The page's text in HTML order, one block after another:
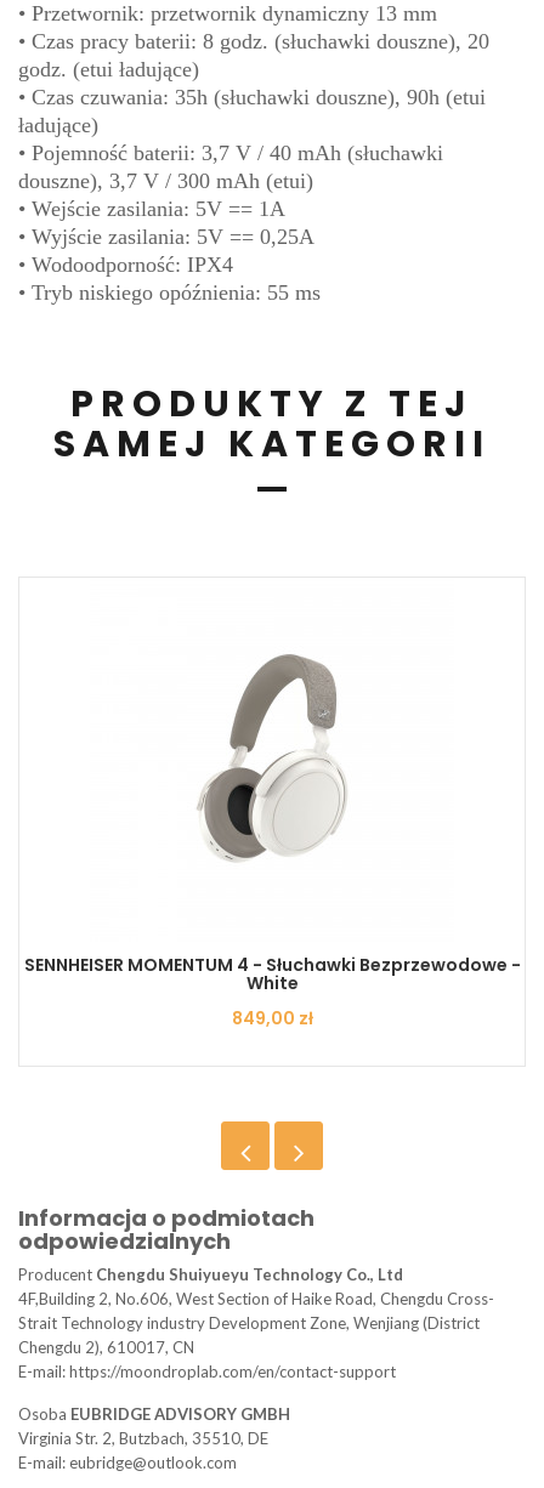
• Przetwornik: przetwornik dynamiczny 13 mm
• Czas pracy baterii: 8 godz. (słuchawki douszne), 20
godz. (etui ładujące)
• Czas czuwania: 35h (słuchawki douszne), 90h (etui
ładujące)
• Pojemność baterii: 3,7 V / 40 mAh (słuchawki
douszne), 3,7 V / 300 mAh (etui)
• Wejście zasilania: 5V == 1A
• Wyjście zasilania: 5V == 0,25A
• Wodoodporność: IPX4
• Tryb niskiego opóźnienia: 55 ms
PRODUKTY Z TEJ
SAMEJ KATEGORII
SENNHEISER MOMENTUM 4 - Słuchawki Bezprzewodowe -
White
Cena
849,00 zł
Informacja o podmiotach
odpowiedzialnych
Producent Chengdu Shuiyueyu Technology Co., Ltd
4F,Building 2, No.606, West Section of Haike Road, Chengdu Cross-
Strait Technology industry Development Zone, Wenjiang (District
Chengdu 2), 610017, CN
E-mail: https://moondroplab.com/en/contact-support
Osoba EUBRIDGE ADVISORY GMBH
Virginia Str. 2, Butzbach, 35510, DE
E-mail: eubridge@outlook.com